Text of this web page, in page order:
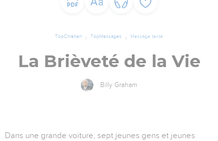
TopChrétien TopMessages Message texte
La Brièveté de la Vie
Billy Graham
Dans une grande voiture, sept jeunes gens et jeunes